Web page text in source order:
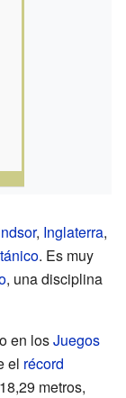
, Inglaterra,
. Es muy
, una disciplina
en losJuegos
el récord
metros,